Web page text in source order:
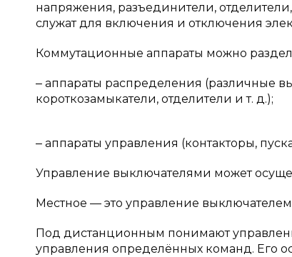
напряжения, разъединители,
служат для включения и отключения
Коммутационные аппараты можно
‒ аппараты распределения (различные
короткозамыкатели, отделители и т. д.);
‒ аппараты управления (контакторы,
Управление выключателями может
Местное — это управление
Под дистанционным понимают
управления определённых команд. Его